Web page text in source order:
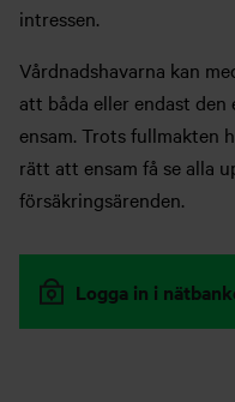
intressen.
Vårdnadshavarna kan
att båda eller endast den
ensam. Trots fullmakten
rätt att ensam få se alla
försäkringsärenden.
Logga in i